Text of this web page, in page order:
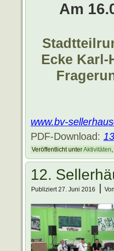
Am
Ecke
www.bv-
PDF-Download:
Veröffentlicht unterAktivitäten,
12.
Publiziert 27. Juni 2016 Von